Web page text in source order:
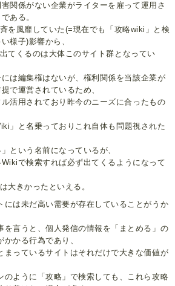
関係がない企業がライターを雇って運用さ
である。
を風靡していた(=現在でも「攻略wiki」と検
様子)影響から、
てくるのは大体このサイト群となってい
は編集権はないが、権利関係を当該企業が
で運営されているため、
活用されており昨今のニーズに合ったもの
」と名乗っておりこれ自体も問題視された
という名前になっているが、
で検索すれば必ず出てくるようになって
大きかったといえる。
には未だ高い需要が存在していることがうか
を言うと、個人発信の情報を「まとめる」の
かかる行為であり、
まっているサイトはそれだけで大きな価値が
のように「攻略」で検索しても、これら攻略